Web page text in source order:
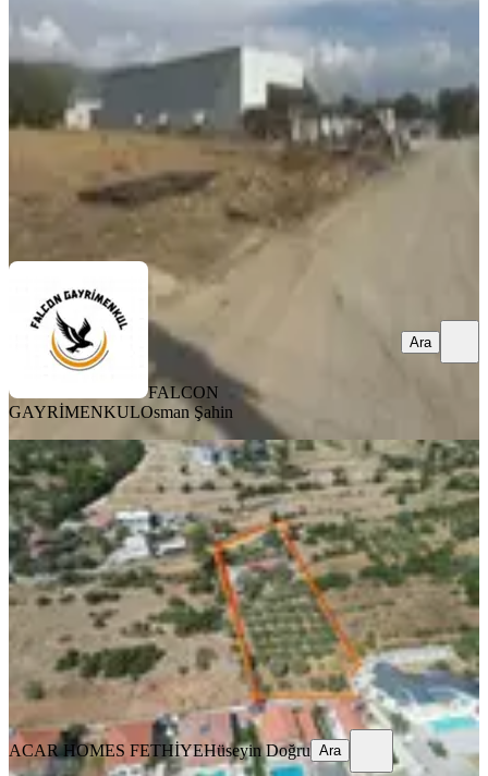
1292 m²·10.836/m²·01.07.2026
FALCON GAYRİMENKUL Osman Şahin
Ara
FALCON
GAYRİMENKULOsman Şahin
Ara
Fethiye İncirköyde Müstakil Parsel
2412 M2 Villalık İmarlı Arsa
Fethiye, İncirköy Mahallesi
2412 m²·6.219/m²·21.07.2026
15.000.000 ₺
ACAR HOMES FETHİYEHüseyin Doğru
ACAR HOMES FETHİYEHüseyin Doğru Ara